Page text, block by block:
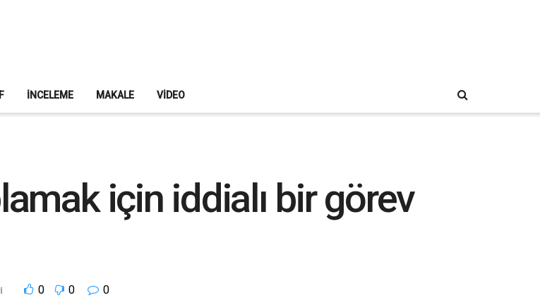
İNCELEME MAKALE VIDEO
için iddialı bir görev
0 0 0